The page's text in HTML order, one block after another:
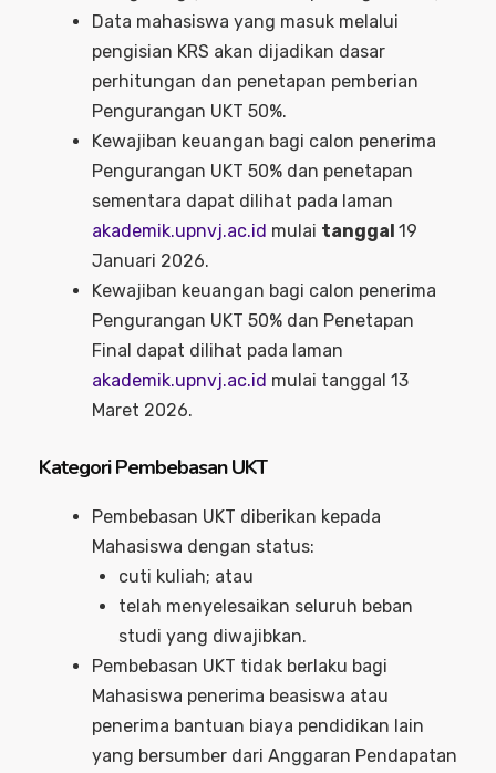
Data mahasiswa yang masuk melalui
pengisian KRS akan dijadikan dasar
perhitungan dan penetapan pemberian
Pengurangan UKT 50%.
Kewajiban keuangan bagi calon penerima
Pengurangan UKT 50% dan penetapan
sementara dapat dilihat pada laman
akademik.upnvj.ac.id mulai tanggal 19
Januari 2026.
Kewajiban keuangan bagi calon penerima
Pengurangan UKT 50% dan Penetapan
Final dapat dilihat pada laman
akademik.upnvj.ac.id mulai tanggal 13
Maret 2026.
Kategori Pembebasan UKT
Pembebasan UKT diberikan kepada
Mahasiswa dengan status:
cuti kuliah; atau
telah menyelesaikan seluruh beban
studi yang diwajibkan.
Pembebasan UKT tidak berlaku bagi
Mahasiswa penerima beasiswa atau
penerima bantuan biaya pendidikan lain
yang bersumber dari Anggaran Pendapatan